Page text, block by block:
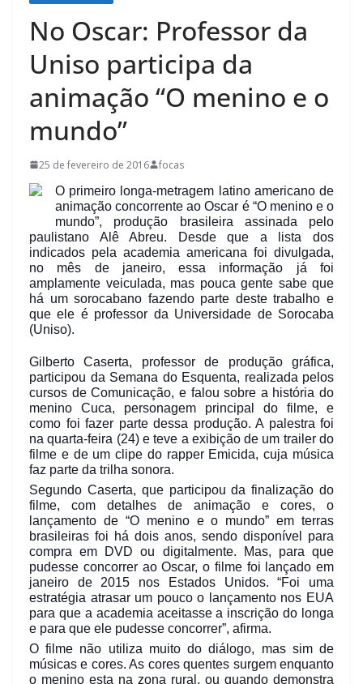
No Oscar: Professor da
Uniso participa da
animação “O menino e o
mundo”
25 de fevereiro de 2016
focas
O primeiro longa-metragem latino americano de
animação concorrente ao Oscar é “O menino e o
mundo”, produção brasileira assinada pelo
paulistano Alê Abreu. Desde que a lista dos
indicados pela academia americana foi divulgada,
no mês de janeiro, essa informação já foi
amplamente veiculada, mas pouca gente sabe que
há um sorocabano fazendo parte deste trabalho e
que ele é professor da Universidade de Sorocaba
(Uniso).
Gilberto Caserta, professor de produção gráfica,
participou da Semana do Esquenta, realizada pelos
cursos de Comunicação, e falou sobre a história do
menino Cuca, personagem principal do filme, e
como foi fazer parte dessa produção. A palestra foi
na quarta-feira (24) e teve a exibição de um trailer do
filme e de um clipe do rapper Emicida, cuja música
faz parte da trilha sonora.
Segundo Caserta, que participou da finalização do
filme, com detalhes de animação e cores, o
lançamento de “O menino e o mundo” em terras
brasileiras foi há dois anos, sendo disponível para
compra em DVD ou digitalmente. Mas, para que
pudesse concorrer ao Oscar, o filme foi lançado em
janeiro de 2015 nos Estados Unidos. “Foi uma
estratégia atrasar um pouco o lançamento nos EUA
para que a academia aceitasse a inscrição do longa
e para que ele pudesse concorrer”, afirma.
O filme não utiliza muito do diálogo, mas sim de
músicas e cores. As cores quentes surgem enquanto
o menino esta na zona rural, ou quando demonstra